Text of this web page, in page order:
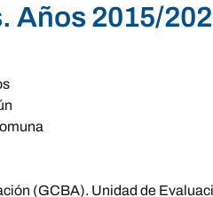
Años 2015/
(GCBA). Unidad de